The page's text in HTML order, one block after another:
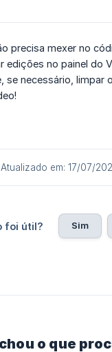
precisa mexer no
edições no painel do
se necessário, limpar
Atualizado em: 17/07/
foi útil? Sim
o que